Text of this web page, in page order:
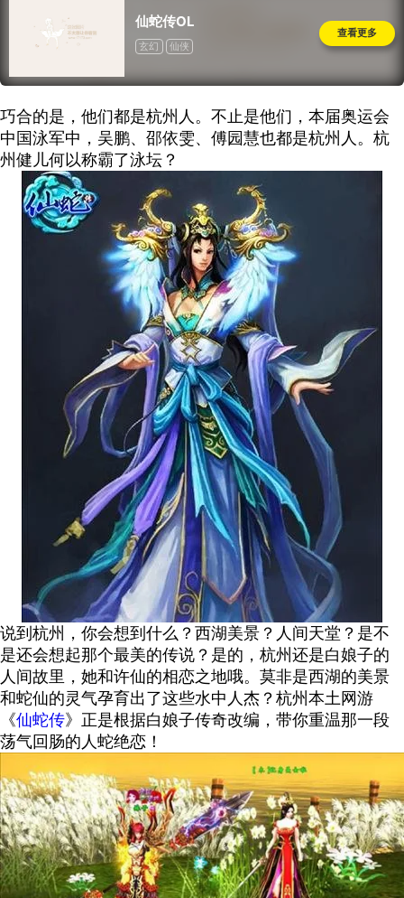
仙蛇传OL
玄幻 仙侠
查看更多
巧合的是，他们都是杭州人。不止是他们，本届奥运会
中国泳军中，吴鹏、邵依雯、傅园慧也都是杭州人。杭
州健儿何以称霸了泳坛？
说到杭州，你会想到什么？西湖美景？人间天堂？是不
是还会想起那个最美的传说？是的，杭州还是白娘子的
人间故里，她和许仙的相恋之地哦。莫非是西湖的美景
和蛇仙的灵气孕育出了这些水中人杰？杭州本土网游
《仙蛇传》正是根据白娘子传奇改编，带你重温那一段
荡气回肠的人蛇绝恋！